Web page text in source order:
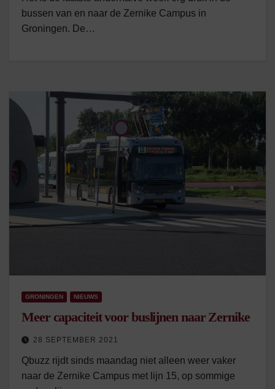
bussen van en naar de Zernike Campus in
Groningen. De…
GRONINGEN NIEUWS
Meer capaciteit voor buslijnen naar Zernike
28 SEPTEMBER 2021
Qbuzz rijdt sinds maandag niet alleen weer vaker
naar de Zernike Campus met lijn 15, op sommige